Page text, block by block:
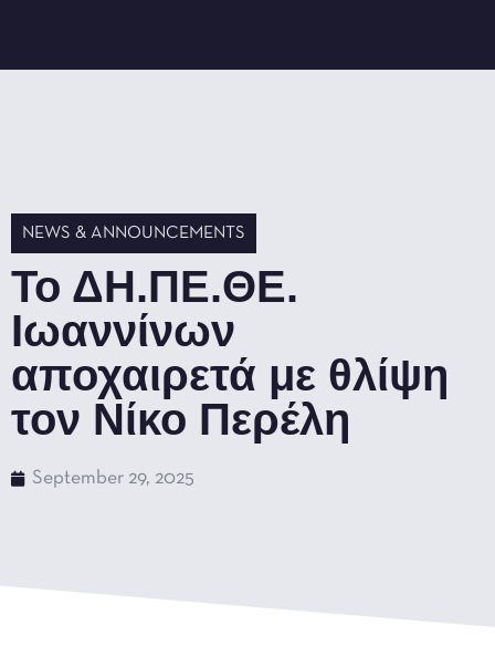
NEWS & ANNOUNCEMENTS
Το ΔΗ.ΠΕ.ΘΕ.
Ιωαννίνων
αποχαιρετά με θλίψη
τον Νίκο Περέλη
September 29, 2025